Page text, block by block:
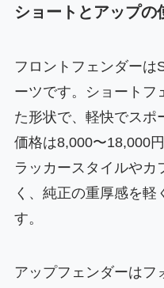
ショートとアップの
フロントフェンダーは
ーツです。ショートフ
た形状で、軽快でスポ
価格は8,000〜18,000
ラッカースタイルやカ
く、純正の重厚感を
す。
アップフェンダーはフ